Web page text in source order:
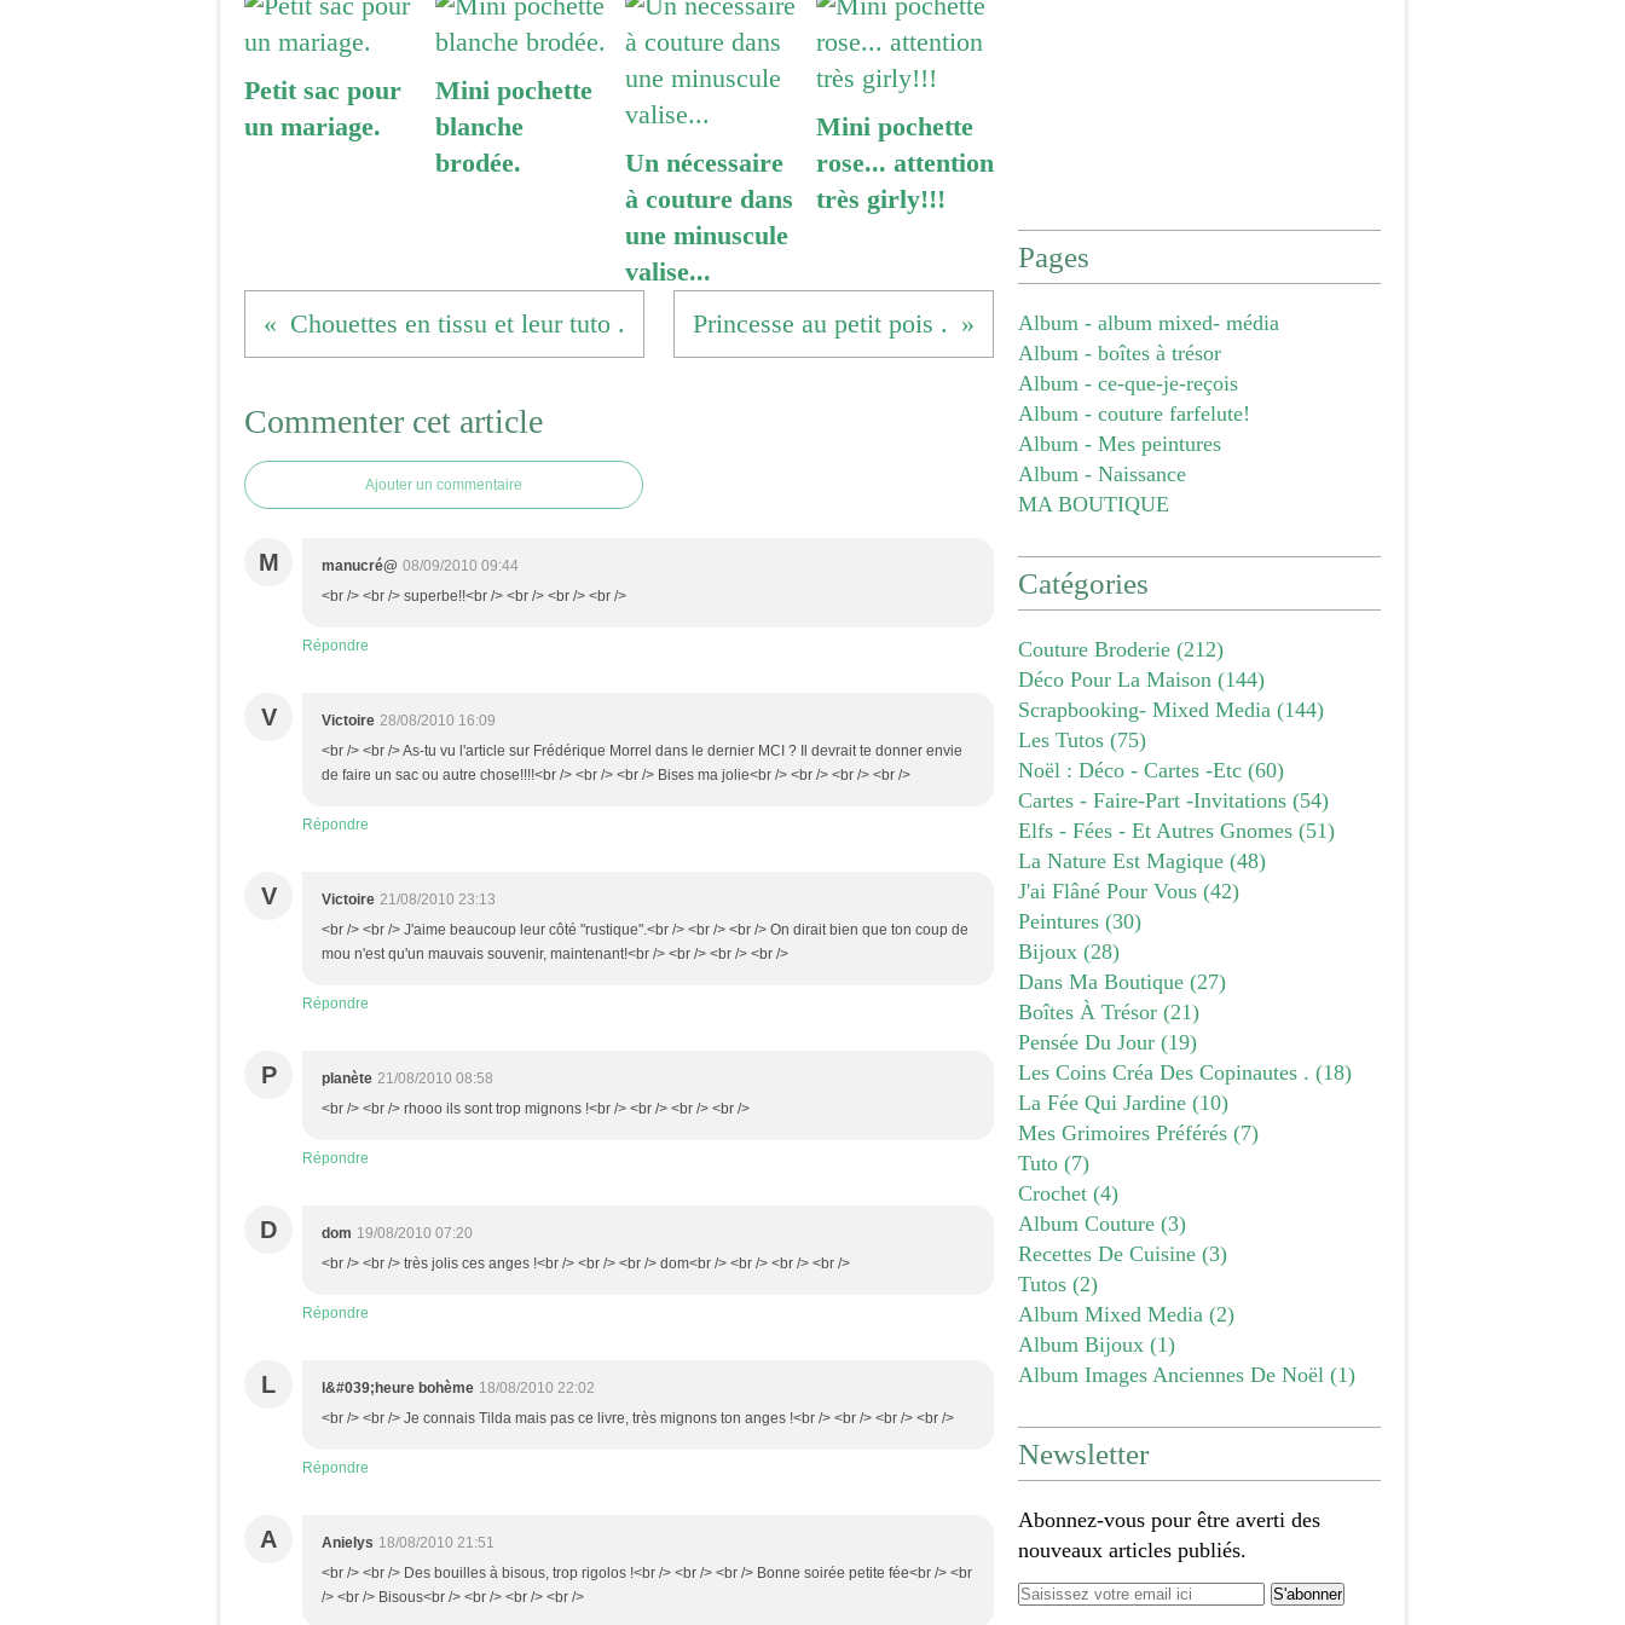
Petit sac pour
un mariage.
Mini pochette
blanche
brodée.
Un nécessaire
à couture dans
une minuscule
valise...
Mini pochette
rose... attention
très girly!!!
Chouettes en tissu et leur tuto . Princesse au petit pois .
Commenter cet article
Ajouter un commentaire
M manucré@ 08/09/2010 09:44
<br /> <br /> superbe!!<br /> <br /> <br /> <br />
Répondre
V Victoire 28/08/2010 16:09
<br /> <br /> As-tu vu l'article sur Frédérique Morrel dans le dernier MCI ? Il devrait te donner envie
de faire un sac ou autre chose!!!!<br /> <br /> <br /> Bises ma jolie<br /> <br /> <br /> <br />
Répondre
V Victoire 21/08/2010 23:13
<br /> <br /> J'aime beaucoup leur côté "rustique".<br /> <br /> <br /> On dirait bien que ton coup de
mou n'est qu'un mauvais souvenir, maintenant!<br /> <br /> <br /> <br />
Répondre
P planète 21/08/2010 08:58
<br /> <br /> rhooo ils sont trop mignons !<br /> <br /> <br /> <br />
Répondre
D dom 19/08/2010 07:20
<br /> <br /> très jolis ces anges !<br /> <br /> <br /> dom<br /> <br /> <br /> <br />
Répondre
L l&#039;heure bohème 18/08/2010 22:02
<br /> <br /> Je connais Tilda mais pas ce livre, très mignons ton anges !<br /> <br /> <br /> <br />
Répondre
A Anielys 18/08/2010 21:51
<br /> <br /> Des bouilles à bisous, trop rigolos !<br /> <br /> <br /> Bonne soirée petite fée<br /> <br
/> <br /> Bisous<br /> <br /> <br /> <br />
Pages
Album - album mixed- média
Album - boîtes à trésor
Album - ce-que-je-reçois
Album - couture farfelute!
Album - Mes peintures
Album - Naissance
MA BOUTIQUE
Catégories
Couture Broderie (212)
Déco Pour La Maison (144)
Scrapbooking- Mixed Media (144)
Les Tutos (75)
Noël : Déco - Cartes -etc (60)
Cartes - Faire-Part -invitations (54)
Elfs - Fées - Et Autres Gnomes (51)
La Nature Est Magique (48)
J'ai Flâné Pour Vous (42)
Peintures (30)
Bijoux (28)
Dans Ma Boutique (27)
Boîtes À Trésor (21)
Pensée Du Jour (19)
Les Coins Créa Des Copinautes . (18)
La Fée Qui Jardine (10)
Mes Grimoires Préférés (7)
Tuto (7)
Crochet (4)
Album Couture (3)
Recettes De Cuisine (3)
Tutos (2)
Album Mixed Media (2)
Album Bijoux (1)
Album Images Anciennes De Noël (1)
Newsletter
Abonnez-vous pour être averti des
nouveaux articles publiés.